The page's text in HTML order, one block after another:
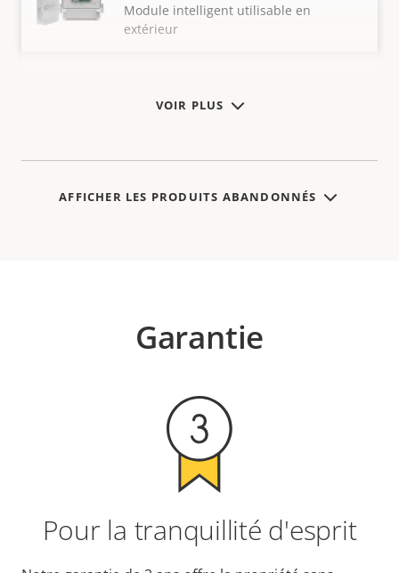
VOIR PLUS
Module intelligent utilisable en
extérieur
AFFICHER LES PRODUITS ABANDONNÉS
Garantie
Pour la tranquillité d'esprit